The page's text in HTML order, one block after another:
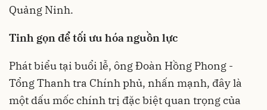
Quảng Ninh.
Tinh gọn để tối ưu hóa nguồn lực
Phát biểu tại buổi lễ, ông Đoàn Hồng Phong -
Tổng Thanh tra Chính phủ, nhấn mạnh, đây là
một dấu mốc chính trị đặc biệt quan trọng của